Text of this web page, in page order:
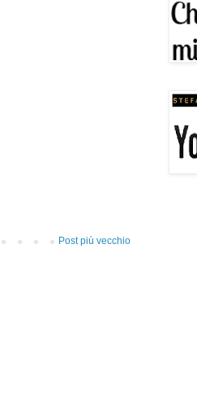
Post più vecchio